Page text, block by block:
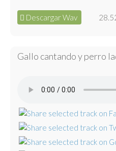
Descargar Wav
Gallo cantando y perro